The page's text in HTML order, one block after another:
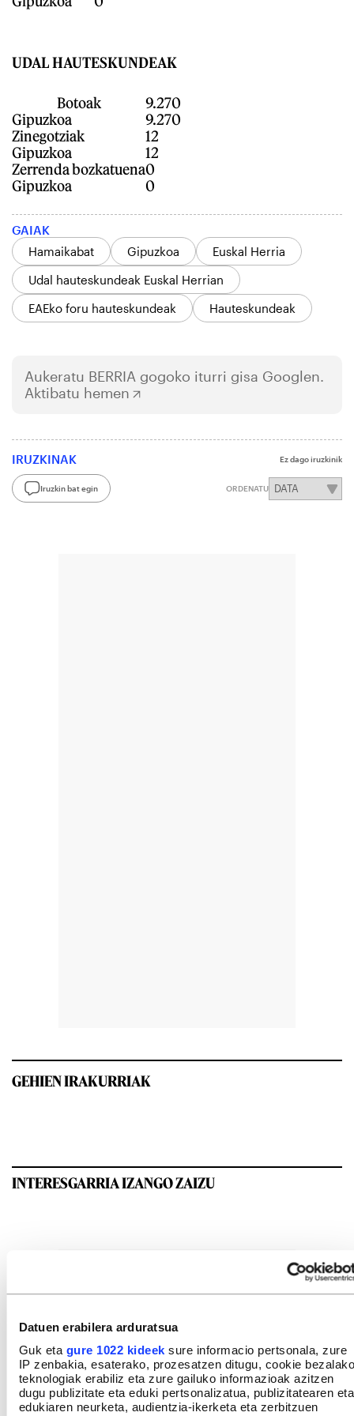
Datuen erabilera arduratsua
Guk eta gure 1022 kideek sure informacio pertsonala, zure
IP zenbakia, esaterako, prozesatzen ditugu, cookie bezalako
teknologiak erabiliz eta zure gailuko informazioak azitzen
dugu publizitate eta eduki pertsonalizatua, publizitatearen eta
edukiaren neurketa, audientzia-ikerketa eta zerbitzuen
UDAL HAUTESKUNDEAK
Botoak
9.270
Gipuzkoa
9.270
Zinegotziak
12
Gipuzkoa
12
Zerrenda bozkatuena0
Gipuzkoa
0
GAIAK
Hamaikabat
Gipuzkoa
Euskal Herria
Udal hauteskundeak Euskal Herrian
EAEko foru hauteskundeak
Hauteskundeak
Aukeratu BERRIA gogoko iturri gisa Googlen.
Aktibatu hemen
IRUZKINAK Ez dago iruzkinik
Iruzkin bat egin ORDENATU
GEHIEN IRAKURRIAK
INTERESGARRIA IZANGO ZAIZU